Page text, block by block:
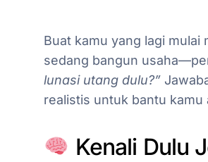
Buat kamu yang lagi
sedang bangun
lunasi utang dulu?”
realistis untuk bantu
Kenali Dulu